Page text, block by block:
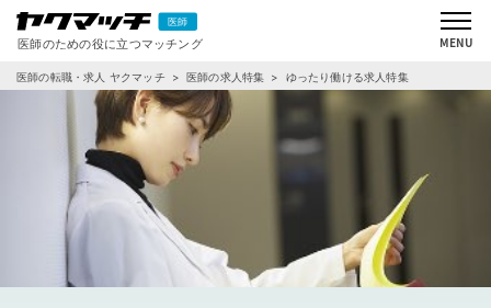
医師の転職・求人 ヤクマッチ 医師の求人特集 ゆったり働ける求人特集